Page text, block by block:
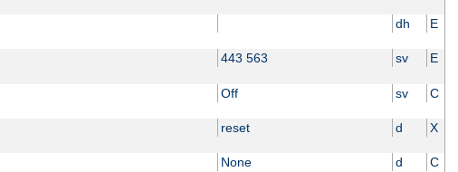
dh E
443 563 sv E
Off sv C
reset d X
None d C